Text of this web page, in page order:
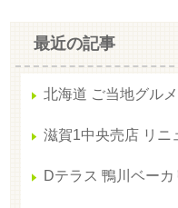
最近の記事
北海道 ご当地グルメ
滋賀1中央売店 リニ
Dテラス 鴨川ベー